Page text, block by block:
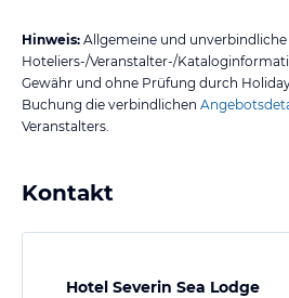
Hinweis: Allgemeine und unverbindliche
Hoteliers-/Veranstalter-/
Gewähr und ohne Prüfung durch
Buchung die verbindlichen
Veranstalters.
Kontakt
Hotel Severin Sea Lodge